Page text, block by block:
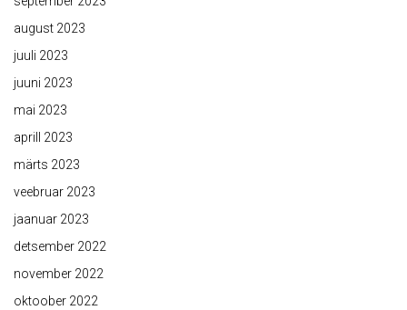
august 2023
juuli 2023
juuni 2023
mai 2023
aprill 2023
märts 2023
veebruar 2023
jaanuar 2023
detsember 2022
november 2022
oktoober 2022